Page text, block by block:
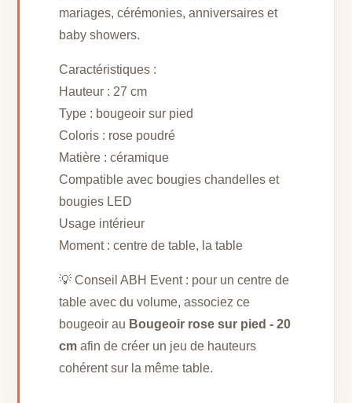
mariages, cérémonies, anniversaires et
baby showers.
Caractéristiques :
Hauteur : 27 cm
Type : bougeoir sur pied
Coloris : rose poudré
Matière : céramique
Compatible avec bougies chandelles et
bougies LED
Usage intérieur
Moment : centre de table, la table
💡 Conseil ABH Event : pour un centre de
table avec du volume, associez ce
bougeoir au Bougeoir rose sur pied - 20
cm afin de créer un jeu de hauteurs
cohérent sur la même table.